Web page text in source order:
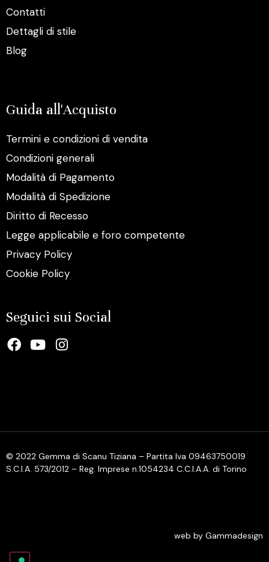
Contatti
Dettagli di stile
Blog
Guida all'Acquisto
Termini e condizioni di vendita
Condizioni generali
Modalità di Pagamento
Modalità di Spedizione
Diritto di Recesso
Legge applicabile e foro competente
Privacy Policy
Cookie Policy
Seguici sui Social
© 2022 Gemma di Scanu Tiziana – Partita Iva 09463750019
S.C.I.A. 573/2012 – Reg. Imprese n.1054234 C.C.I.A.A. di Torino
web by Gammadesign